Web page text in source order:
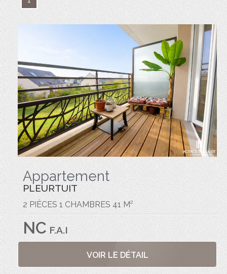
Appartement
PLEURTUIT
2 PIÈCES 1 CHAMBRES 41 M²
NCF.A.I
VOIR LE DÉTAIL